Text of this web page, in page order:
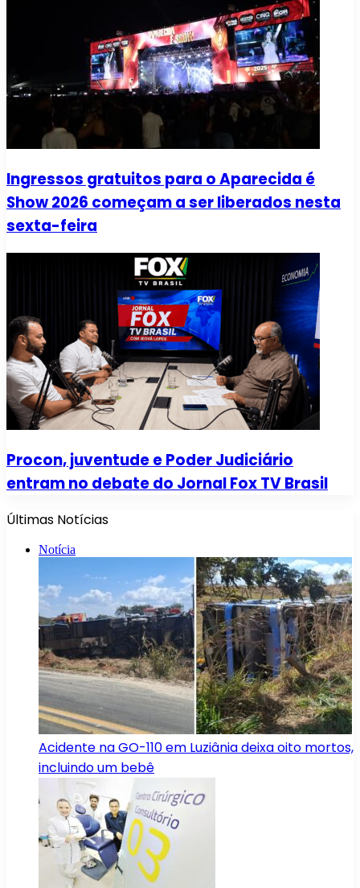
Ingressos gratuitos para o Aparecida é
Show 2026 começam a ser liberados nesta
sexta-feira
Procon, juventude e Poder Judiciário
entram no debate do Jornal Fox TV Brasil
Últimas Notícias
Notícia
Acidente na GO-110 em Luziânia deixa oito mortos,
incluindo um bebê